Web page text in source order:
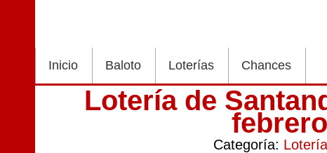
Inicio Baloto Loterías Chances
Lotería de
Categoría: